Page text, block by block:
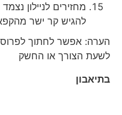
מחזירים לניילון נצמד
להגיש קר ישר מהקפאה
הערה: אפשר לחתוך לפרוסות
לשעת הצורך או החשק
בתיאבון